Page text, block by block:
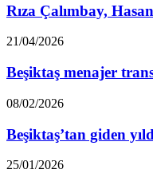
Hasan
Arat’a
ateş
Rıza Çalımbay,
Beşiktaş
transfer
etmiş!
21/04/2026
Beşiktaş menajer
Beşiktaş’tan
yıldızlaşıyor
08/02/2026
Beşiktaş’tan giden
“Beşiktaş’ın
25/01/2026